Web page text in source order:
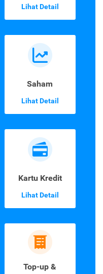
Lihat Detail
Saham
Lihat Detail
Kartu Kredit
Lihat Detail
Top-up &